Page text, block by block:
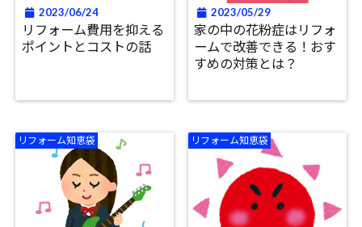
2023/06/24
リフォーム費用を抑える
ポイントとコストの話
2023/05/29
家の中の花粉症はリフォ
ームで改善できる！おす
すめの対策とは？
リフォーム知恵袋 リフォーム知恵袋